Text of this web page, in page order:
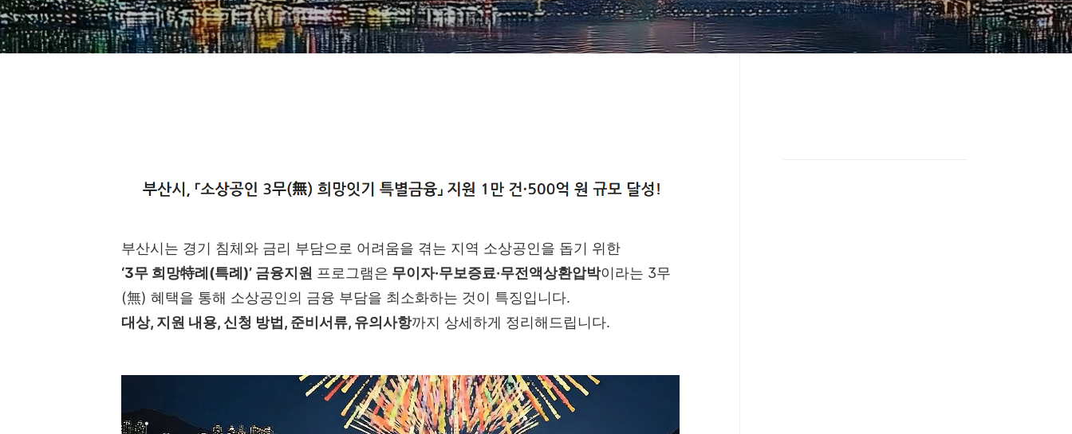
부산시는 경기 침체와 금리 부담으로 어려움을 겪는 지역 소상공인을 돕기 위한
‘3무 희망特례(특례)’ 금융지원 프로그램은 무이자·무보증료·무전액상환압박이라는 3무
(無) 혜택을 통해 소상공인의 금융 부담을 최소화하는 것이 특징입니다.
대상, 지원 내용, 신청 방법, 준비서류, 유의사항까지 상세하게 정리해드립니다.